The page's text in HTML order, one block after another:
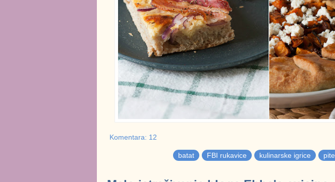
Komentara: 12
batat FBI rukavice kulinarske igrice pite